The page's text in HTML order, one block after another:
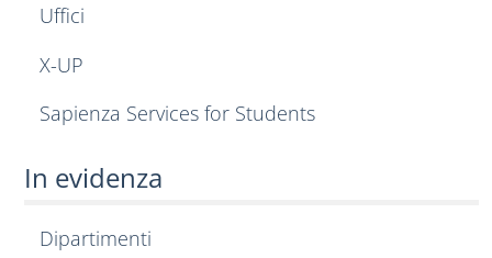
Uffici
X-UP
Sapienza Services for Students
In evidenza
Dipartimenti